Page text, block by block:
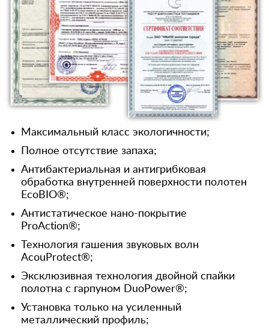
Максимальный класс экологичности;
Полное отсутствие запаха;
Антибактериальная и антигрибковая
обработка внутренней поверхности полотен
EcoBIO®;
Антистатическое нано-покрытие
ProAction®;
Технология гашения звуковых волн
AcouProtect®;
Эксклюзивная технология двойной спайки
полотна с гарпуном DuoPower®;
Установка только на усиленный
металлический профиль;